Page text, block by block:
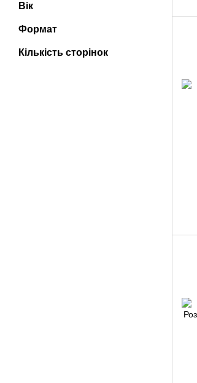
Вік
Формат
Кількість сторінок